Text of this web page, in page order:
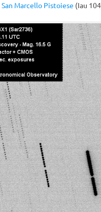
San Marcello Pistoiese (Iau